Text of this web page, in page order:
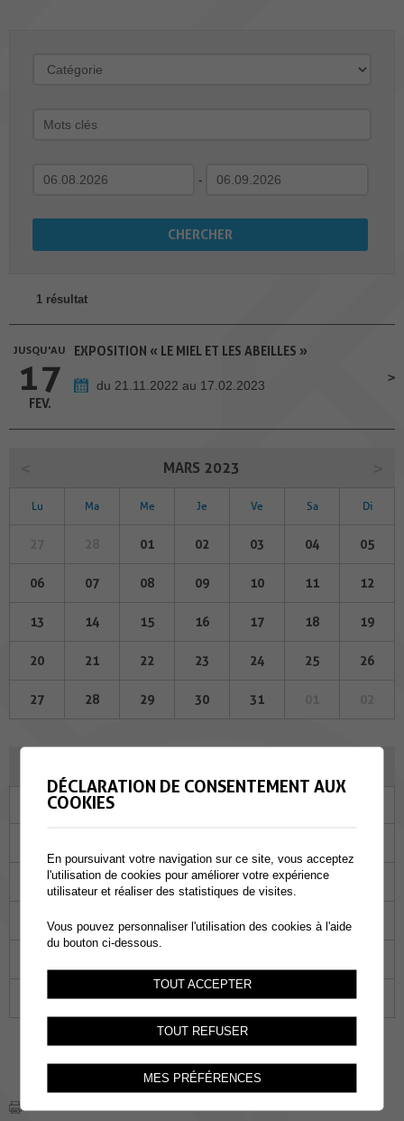
-
1 résultat
JUSQU'AU
17
FEV.
EXPOSITION « LE MIEL ET LES ABEILLES »
du 21.11.2022 au 17.02.2023
MARS 2023
Lu Ma Me Je Ve Sa Di
01 02 03 04 05
06 07 08 09 10 11 12
13 14 15 16 17 18 19
20 21 22 23 24 25 26
27 28 29 30 31
Ma
04 05 06 07 08
13 14 15
25 26 27 28 29
DÉCLARATION DE CONSENTEMENT AUX
COOKIES
En poursuivant votre navigation sur ce site, vous acceptez
l'utilisation de cookies pour améliorer votre expérience
utilisateur et réaliser des statistiques de visites.
Vous pouvez personnaliser l'utilisation des cookies à l'aide
du bouton ci-dessous.
TOUT ACCEPTER
TOUT REFUSER
MES PRÉFÉRENCES